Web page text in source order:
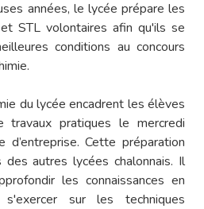
années, le lycée prépare les
STL volontaires afin qu'ils se
conditions au concours
du lycée encadrent les élèves
travaux pratiques le mercredi
Cette préparation
autres lycées chalonnais. Il
les connaissances en
sur les techniques